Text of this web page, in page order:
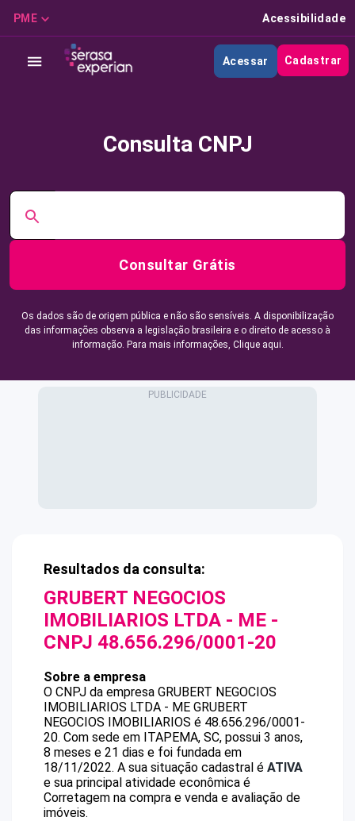
PME Acessibilidade
Acessar Cadastrar
Consulta CNPJ
Consultar Grátis
Os dados são de origem pública e não são sensíveis. A disponibilização
das informações observa a legislação brasileira e o direito de acesso à
informação. Para mais informações, Clique aqui.
Resultados da consulta:
GRUBERT NEGOCIOS
IMOBILIARIOS LTDA - ME -
CNPJ 48.656.296/0001-20
Sobre a empresa
O CNPJ da empresa GRUBERT NEGOCIOS
IMOBILIARIOS LTDA - ME GRUBERT
NEGOCIOS IMOBILIARIOS é 48.656.296/0001-
20. Com sede em ITAPEMA, SC, possui 3 anos,
8 meses e 21 dias e foi fundada em
18/11/2022. A sua situação cadastral é ATIVA
e sua principal atividade econômica é
Corretagem na compra e venda e avaliação de
imóveis.